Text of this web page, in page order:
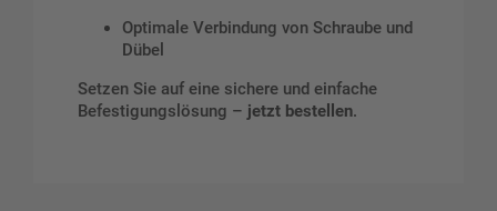
Optimale Verbindung von Schraube und
Dübel
Setzen Sie auf eine sichere und einfache
Befestigungslösung – jetzt bestellen.